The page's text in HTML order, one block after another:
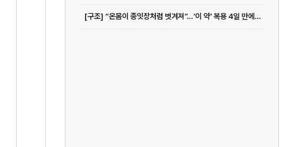
[구조] “온몸이 종잇장처럼 벗겨져”…‘이 약' 복용 4일 만에 피부 괴사까지, 무슨 일?